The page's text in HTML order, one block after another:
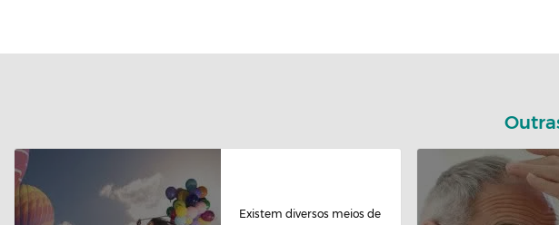
Existem diversos meios de